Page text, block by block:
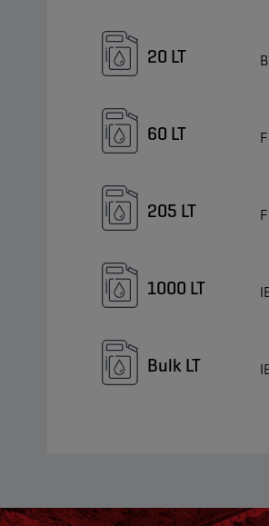
20 LT
60 LT
205 LT
1000 LT
Bulk LT